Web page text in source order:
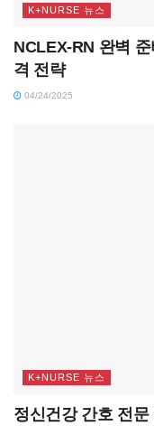
K+NURSE 뉴스
NCLEX-RN 완벽
격 전략
04/24/2025
K+NURSE 뉴스
정신건강 간호 전